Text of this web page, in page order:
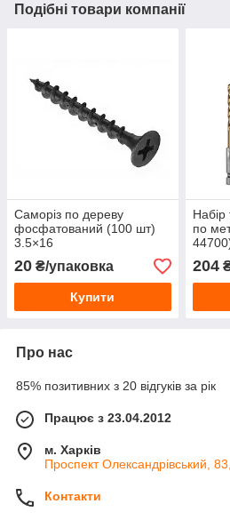
Подібні товари компанії
Саморіз по дереву
фосфатований (100 шт)
3.5×16
20 ₴/упаковка
Купити
Набір
по
204
Про нас
85% позитивних з 20 відгуків за рік
Працює з 23.04.2012
м. Харків
Проспект Олександрівський,
Контакти